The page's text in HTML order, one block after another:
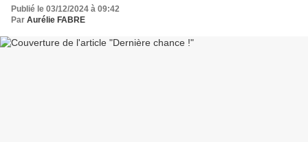
Publié le 03/12/2024 à 09:42
Par Aurélie FABRE